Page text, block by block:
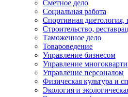
Сметное дело
Социальная работа
Спортивная диетология,
Строительство,
Таможенное дело
Товароведение
Управление бизнесом
Управление
Управление персоналом
Физическая культура и
Экология и